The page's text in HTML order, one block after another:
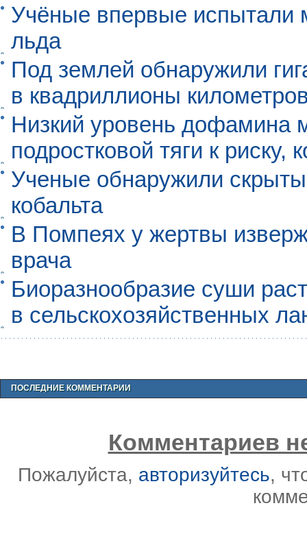
Учёные впервые испытали
льда
Под землей обнаружили
в квадриллионы
Низкий уровень дофамина
подростковой тяги к риску,
Ученые обнаружили
кобальта
В Помпеях у жертвы
врача
Биоразнообразие суши
в сельскохозяйственных
ПОСЛЕДНИЕ КОММЕНТАРИИ
Комментариев
Пожалуйста, авторизуйтесь,